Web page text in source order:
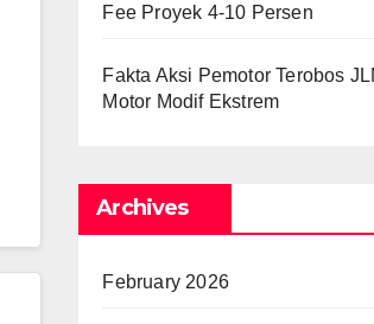
Fee Proyek 4-10 Persen
Fakta Aksi Pemotor Terobos
Motor Modif Ekstrem
Archives
February 2026